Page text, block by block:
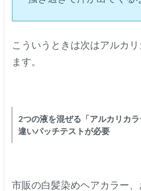
こういうときは次はアルカ
ます。
2つの液を混ぜる「アルカリカ
違いパッチテストが必要
市販の白髪染めヘアカラー